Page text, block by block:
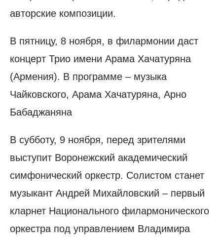
авторские композиции.
В пятницу, 8 ноября, в филармонии даст
концерт Трио имени Арама Хачатуряна
(Армения). В программе – музыка
Чайковского, Арама Хачатуряна, Арно
Бабаджаняна
В субботу, 9 ноября, перед зрителями
выступит Воронежский академический
симфонический оркестр. Солистом станет
музыкант Андрей Михайловский – первый
кларнет Национального филармонического
оркестра под управлением Владимира